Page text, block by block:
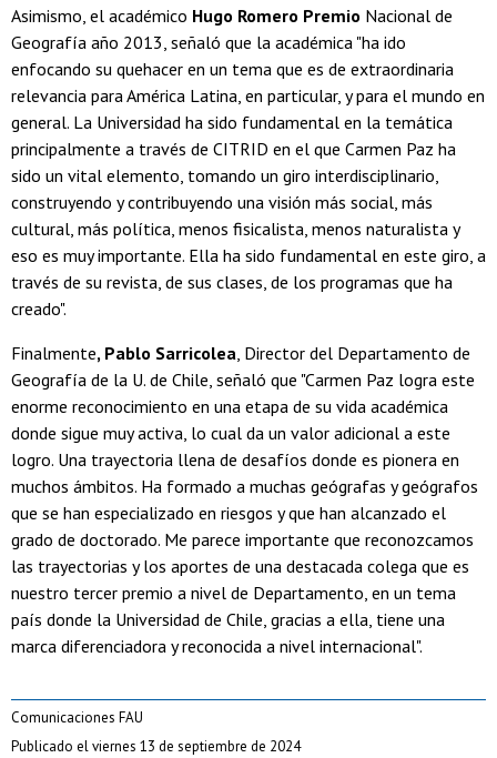
Asimismo, el académico Hugo Romero Premio Nacional de
Geografía año 2013, señaló que la académica "ha ido
enfocando su quehacer en un tema que es de extraordinaria
relevancia para América Latina, en particular, y para el mundo en
general. La Universidad ha sido fundamental en la temática
principalmente a través de CITRID en el que Carmen Paz ha
sido un vital elemento, tomando un giro interdisciplinario,
construyendo y contribuyendo una visión más social, más
cultural, más política, menos fisicalista, menos naturalista y
eso es muy importante. Ella ha sido fundamental en este giro, a
través de su revista, de sus clases, de los programas que ha
creado".
Finalmente, Pablo Sarricolea, Director del Departamento de
Geografía de la U. de Chile, señaló que "Carmen Paz logra este
enorme reconocimiento en una etapa de su vida académica
donde sigue muy activa, lo cual da un valor adicional a este
logro. Una trayectoria llena de desafíos donde es pionera en
muchos ámbitos. Ha formado a muchas geógrafas y geógrafos
que se han especializado en riesgos y que han alcanzado el
grado de doctorado. Me parece importante que reconozcamos
las trayectorias y los aportes de una destacada colega que es
nuestro tercer premio a nivel de Departamento, en un tema
país donde la Universidad de Chile, gracias a ella, tiene una
marca diferenciadora y reconocida a nivel internacional".
Comunicaciones FAU
Publicado el viernes 13 de septiembre de 2024